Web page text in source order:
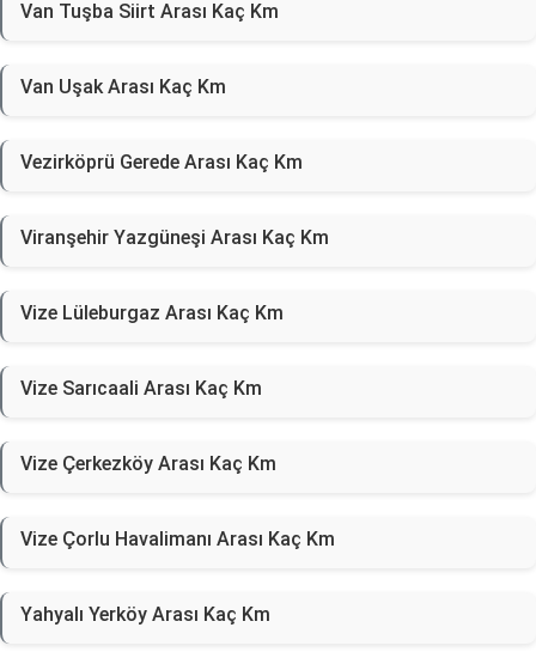
Van Tuşba Siirt Arası Kaç Km
Van Uşak Arası Kaç Km
Vezirköprü Gerede Arası Kaç Km
Viranşehir Yazgüneşi Arası Kaç Km
Vize Lüleburgaz Arası Kaç Km
Vize Sarıcaali Arası Kaç Km
Vize Çerkezköy Arası Kaç Km
Vize Çorlu Havalimanı Arası Kaç Km
Yahyalı Yerköy Arası Kaç Km